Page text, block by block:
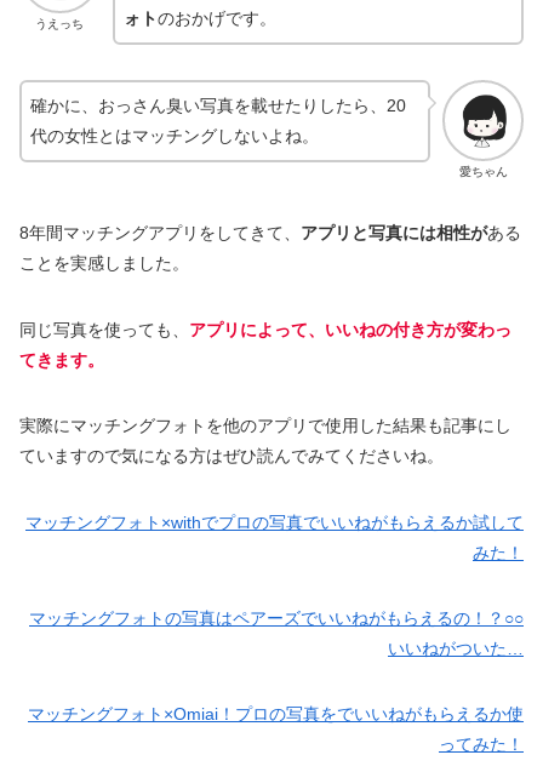
うえっち
ォトのおかげです。
愛ちゃん
確かに、おっさん臭い写真を載せたりしたら、20
代の女性とはマッチングしないよね。
8年間マッチングアプリをしてきて、 アプリと写真には相性がある
ことを実感しました。
同じ写真を使っても、 アプリによって、いいねの付き方が変わっ
てきます。
実際にマッチングフォトを他のアプリで使用した結果も記事にし
ていますので気になる方はぜひ読んでみてくださいね。
マッチングフォト×withでプロの写真でいいねがもらえるか試して
みた！
マッチングフォトの写真はペアーズでいいねがもらえるの！？○○
いいねがついた…
マッチングフォト×Omiai！プロの写真をでいいねがもらえるか使
ってみた！